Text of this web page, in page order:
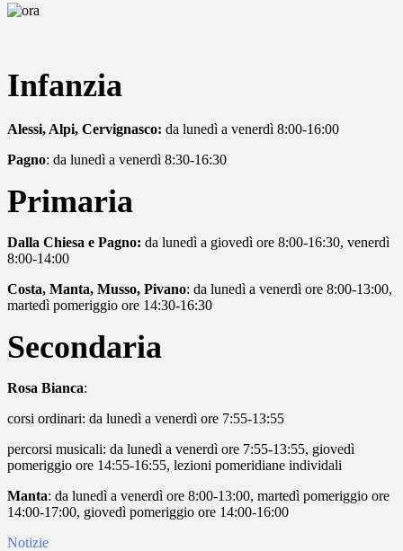
Infanzia
Alessi, Alpi, Cervignasco: da lunedì a venerdì 8:00-16:00
Pagno: da lunedì a venerdì 8:30-16:30
Primaria
Dalla Chiesa e Pagno: da lunedì a giovedì ore 8:00-16:30, venerdì
8:00-14:00
Costa, Manta, Musso, Pivano: da lunedì a venerdì ore 8:00-13:00,
martedì pomeriggio ore 14:30-16:30
Secondaria
Rosa Bianca:
corsi ordinari: da lunedì a venerdì ore 7:55-13:55
percorsi musicali: da lunedì a venerdì ore 7:55-13:55, giovedì
pomeriggio ore 14:55-16:55, lezioni pomeridiane individali
Manta: da lunedì a venerdì ore 8:00-13:00, martedì pomeriggio ore
14:00-17:00, giovedì pomeriggio ore 14:00-16:00
Notizie